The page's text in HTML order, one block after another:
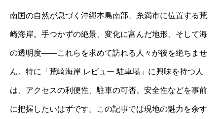
南国の自然が息づく沖縄本島南部、糸満市に位置する荒
崎海岸。手つかずの絶景、変化に富んだ地形、そして海
の透明度――これらを求めて訪れる人々が後を絶ちませ
ん。特に「荒崎海岸 レビュー 駐車場」に興味を持つ人
は、アクセスの利便性、駐車の可否、安全性などを事前
に把握したいはずです。この記事では現地の魅力を余す